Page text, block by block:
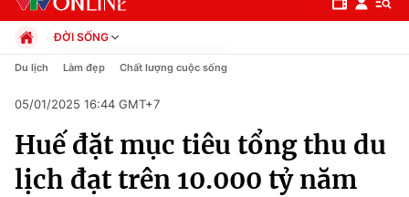
Chuyên mục
Chính trị
ĐỜI SỐNG
Chính trị
Pháp luật
Kinh tế
Thể thao
Truyền hình
Du lịch Làm đẹp Chất lượng cuộc sống
05/01/2025 16:44 GMT+7
Huế đặt mục tiêu tổng thu du
lịch đạt trên 10.000 tỷ năm